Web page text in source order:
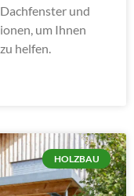
und
um Ihnen
helfen.
HOLZBAU